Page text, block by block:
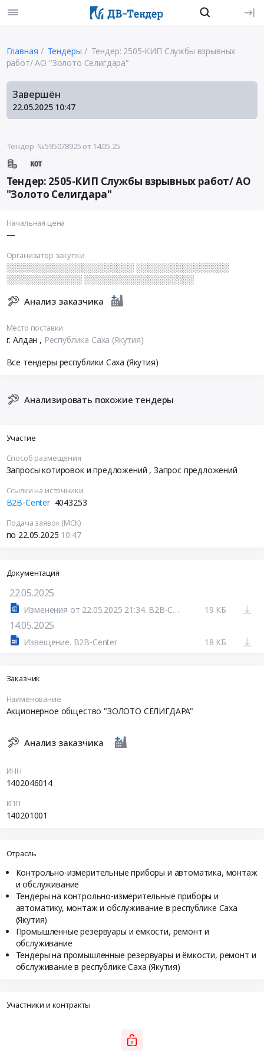
Главная Тендеры
Тендер: 2505-КИП Службы взрывных
работ/ АО "Золото Селигдара"
Завершён
22.05.2025 10:47
Тендер №595078925 от 14.05.25
Тендер: 2505-КИП Службы взрывных работ/ АО
"Золото Селигдара"
Начальная цена
—
Организатор закупки
░░░░░░░░░░░░░░░░░░░░░░ ░░░░░░░░░░░░░░░░
░░░░░░░░░░░░░ ░░░░░░░░░░░░░░░░░░░
Анализ заказчика
Место поставки
г. Алдан , Республика Саха (Якутия)
Все тендеры республики Саха (Якутия)
Анализировать похожие тендеры
Участие
Способ размещения
Запросы котировок и предложений , Запрос предложений
Ссылки на источники
B2B-Center 4043253
Подача заявок (МСК)
по 22.05.2025 10:47
Документация
22.05.2025
Изменения от 22.05.2025 21:34. B2B-Center 19 КБ
14.05.2025
Извещение. B2B-Center 18 КБ
Заказчик
Наименование
Акционерное общество "ЗОЛОТО СЕЛИГДАРА"
Анализ заказчика
ИНН
1402046014
КПП
140201001
Отрасль
Контрольно-измерительные приборы и автоматика, монтаж
и обслуживание
Тендеры на контрольно-измерительные приборы и
автоматику, монтаж и обслуживание в республике Саха
(Якутия)
Промышленные резервуары и ёмкости, ремонт и
обслуживание
Тендеры на промышленные резервуары и ёмкости, ремонт и
обслуживание в республике Саха (Якутия)
Участники и контракты